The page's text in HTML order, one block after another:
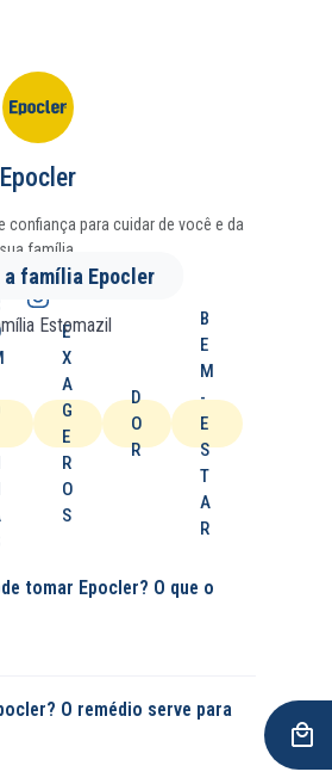
Epocler
confiança para cuidar de você e da
sua família.
a família Epocler
E
X
A
G
E
R
O
S
D
O
R
B
E
M
-
E
S
T
A
R
tomar Epocler? O que o
O remédio serve para